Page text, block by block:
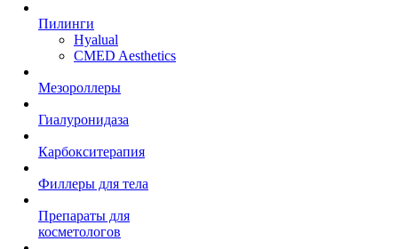
Пилинги
Hyalual
CMED Aesthetics
Мезороллеры
Гиалуронидаза
Карбокситерапия
Филлеры для тела
Препараты для
косметологов